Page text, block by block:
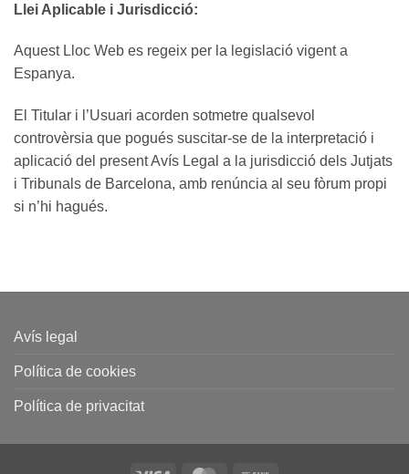
Llei Aplicable i Jurisdicció:
Aquest Lloc Web es regeix per la legislació vigent a
Espanya.
El Titular i l’Usuari acorden sotmetre qualsevol
controvèrsia que pogués suscitar-se de la interpretació i
aplicació del present Avís Legal a la jurisdicció dels Jutjats
i Tribunals de Barcelona, ​​amb renúncia al seu fòrum propi
si n’hi hagués.
Avís legal
Política de cookies
Política de privacitat